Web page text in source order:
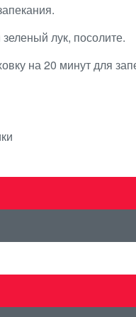
лук, посолите.
на 20 минут для